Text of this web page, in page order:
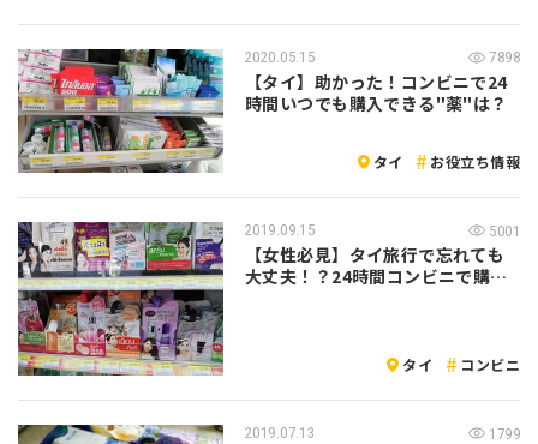
2020.05.15 7898
【タイ】助かった！コンビニで24
時間いつでも購入できる"薬"は？
タイ お役立ち情報
2019.09.15 5001
【女性必見】タイ旅行で忘れても
大丈夫！？24時間コンビニで購入
タイ コンビニ
2019.07.13 1799